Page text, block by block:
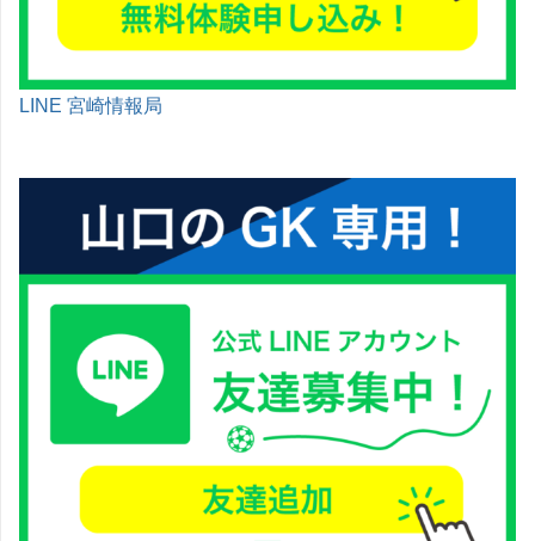
LINE 宮崎情報局